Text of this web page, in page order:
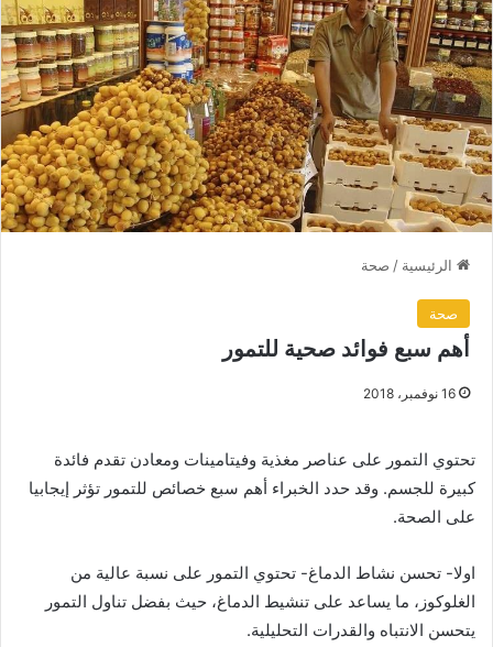
الرئيسية / صحة
صحة
أهم سبع فوائد صحية للتمور
16 نوفمبر، 2018
تحتوي التمور على عناصر مغذية وفيتامينات ومعادن تقدم فائدة
كبيرة للجسم. وقد حدد الخبراء أهم سبع خصائص للتمور تؤثر إيجابيا
على الصحة.
اولا- تحسن نشاط الدماغ- تحتوي التمور على نسبة عالية من
الغلوكوز، ما يساعد على تنشيط الدماغ، حيث بفضل تناول التمور
يتحسن الانتباه والقدرات التحليلية.